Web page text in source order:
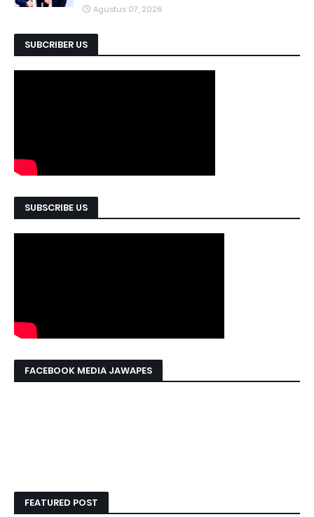
Agustus 07, 2026
SUBCRIBER US
SUBSCRIBE US
FACEBOOK MEDIA JAWAPES
FEATURED POST